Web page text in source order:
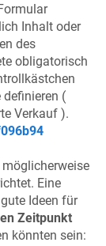
Inhalt oder
des
obligatorisch
(
Verkauf ).
möglicherweise
Eine
Ideen für
Zeitpunkt
könnten sein: